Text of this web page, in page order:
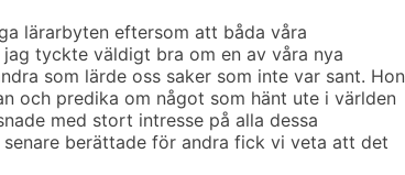
lärarbyten eftersom att båda våra
tyckte väldigt bra om en av våra nya
som lärde oss saker som inte var sant. Hon
och predika om något som hänt ute i världen
med stort intresse på alla dessa
senare berättade för andra fick vi veta att det